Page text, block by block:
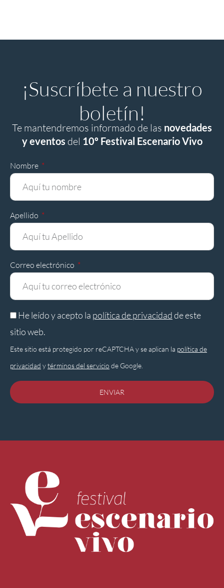
¡Suscríbete a nuestro
boletín!
Te mantendremos informado de las novedades
y eventos del 10º Festival Escenario Vivo
Nombre
Apellido
Correo electrónico
He leído y acepto la política de privacidadde este
sitio web.
Este sitio está protegido por reCAPTCHA y se aplican la política de
privacidad ytérminos del servicio de Google.
ENVIAR